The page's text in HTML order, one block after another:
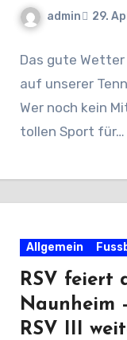
admin 29.
Das gute
auf unserer
Wer noch kein
tollen Sport für…
Allgemein
RSV feiert
Naunheim
RSV III